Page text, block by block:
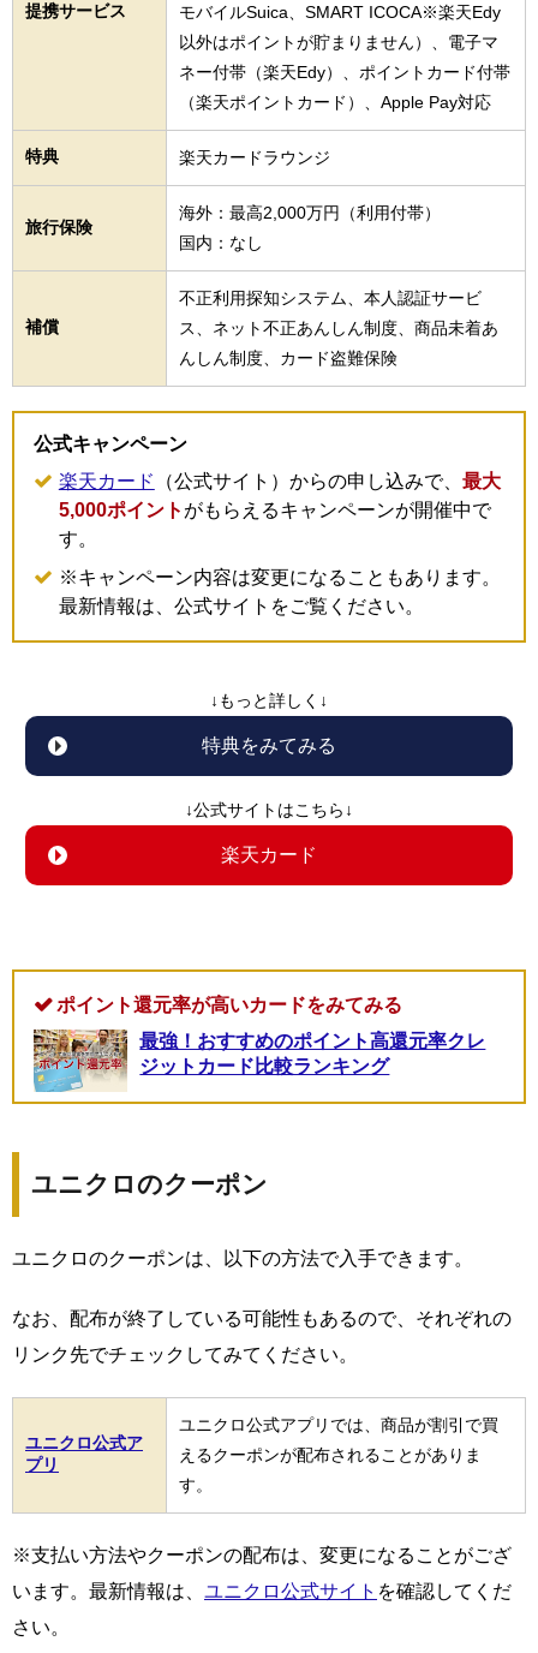
提携サービス
モバイルSuica、SMART ICOCA※楽天Edy
以外はポイントが貯まりません）、電子マ
ネー付帯（楽天Edy）、ポイントカード付帯
（楽天ポイントカード）、Apple Pay対応
特典 楽天カードラウンジ
旅行保険
海外：最高2,000万円（利用付帯）
国内：なし
補償
不正利用探知システム、本人認証サービ
ス、ネット不正あんしん制度、商品未着あ
んしん制度、カード盗難保険
公式キャンペーン
楽天カード
（公式サイト）からの申し込みで、 最大
5,000ポイント がもらえるキャンペーンが開催中で
す。
※キャンペーン内容は変更になることもあります。
最新情報は、公式サイトをご覧ください。
↓もっと詳しく↓
特典をみてみる
↓公式サイトはこちら↓
楽天カード
ポイント還元率が高いカードをみてみる
最強！おすすめのポイント高還元率クレ
ジットカード比較ランキング
ユニクロのクーポン
ユニクロのクーポンは、以下の方法で入手できます。
なお、配布が終了している可能性もあるので、それぞれの
リンク先でチェックしてみてください。
ユニクロ公式ア
プリ
ユニクロ公式アプリでは、商品が割引で買
えるクーポンが配布されることがありま
す。
※支払い方法やクーポンの配布は、変更になることがござ
います。最新情報は、 ユニクロ公式サイト を確認してくだ
さい。